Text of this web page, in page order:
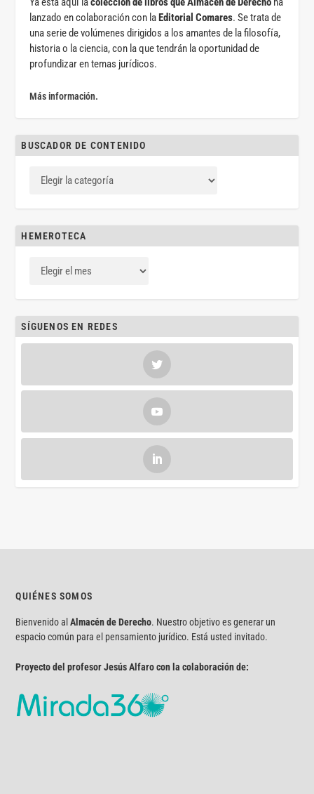
lanzado en colaboración con la Editorial Comares. Se trata de
una serie de volúmenes dirigidos a los amantes de la filosofía,
historia o la ciencia, con la que tendrán la oportunidad de
profundizar en temas jurídicos.
Más información.
BUSCADOR DE CONTENIDO
HEMEROTECA
SÍGUENOS EN REDES
QUIÉNES SOMOS
Bienvenido alAlmacén de Derecho. Nuestro objetivo es generar un
espacio común para el pensamiento jurídico. Está usted invitado.
Proyecto del profesor Jesús Alfaro con la colaboración de: